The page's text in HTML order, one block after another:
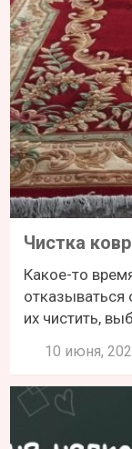
Чистка
Какое-то
отказываться
их чистить,
10 июня,